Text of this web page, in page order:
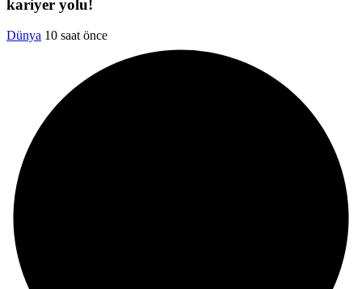
kariyer yolu!
Dünya 10 saat önce